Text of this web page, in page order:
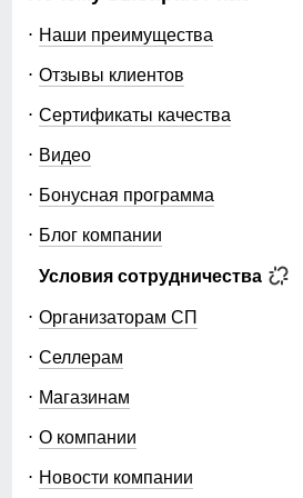
Наши преимущества
Отзывы клиентов
Сертификаты качества
Видео
Бонусная программа
Блог компании
Условия сотрудничества
Организаторам СП
Селлерам
Магазинам
О компании
Новости компании